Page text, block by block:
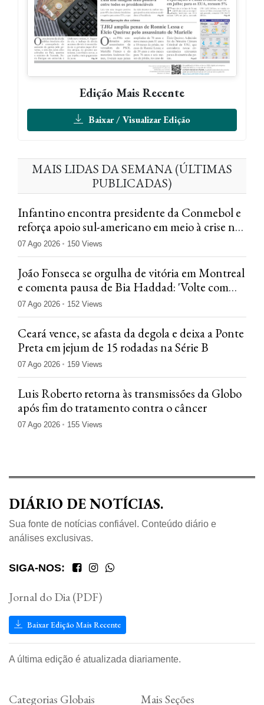
Edição Mais Recente
Baixar / Visualizar Edição
MAIS LIDAS DA SEMANA (ÚLTIMAS
PUBLICADAS)
Infantino encontra presidente da Conmebol e
reforça apoio sul-americano em meio à crise na
Fifa
07 Ago 2026 150 Views
João Fonseca se orgulha de vitória em Montreal
e comenta pausa de Bia Haddad: 'Volte com
tudo'
07 Ago 2026 152 Views
Ceará vence, se afasta da degola e deixa a Ponte
Preta em jejum de 15 rodadas na Série B
07 Ago 2026 159 Views
Luis Roberto retorna às transmissões da Globo
após fim do tratamento contra o câncer
07 Ago 2026 155 Views
DIÁRIO DE NOTÍCIAS.
Sua fonte de notícias confiável. Conteúdo diário e
análises exclusivas.
SIGA-NOS:
Jornal do Dia (PDF)
Baixar Edição Mais Recente
A última edição é atualizada diariamente.
Categorias Globais Mais Seções